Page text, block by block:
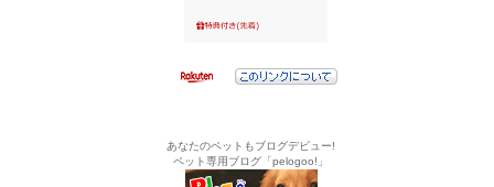
あなたのペットもブログデビュー!
ペット専用ブログ「pelogoo!」